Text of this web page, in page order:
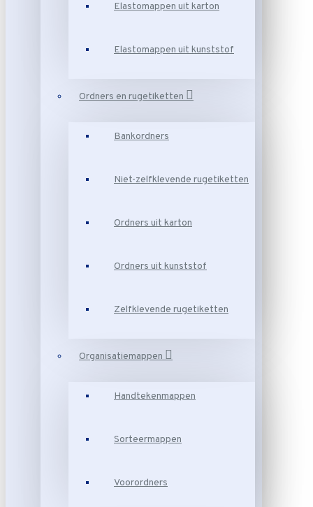
Elastomappen uit karton
Elastomappen uit kunststof
Ordners en rugetiketten
Bankordners
Niet-zelfklevende rugetiketten
Ordners uit karton
Ordners uit kunststof
Zelfklevende rugetiketten
Organisatiemappen
Handtekenmappen
Sorteermappen
Voorordners